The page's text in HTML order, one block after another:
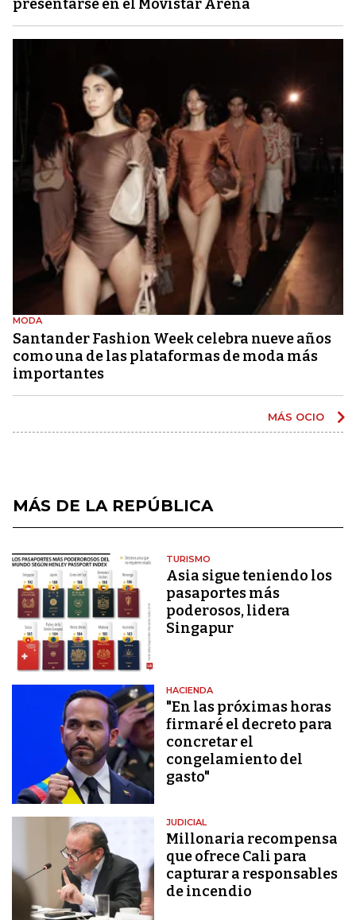
presentarse en el Movistar Arena
MODA
Santander Fashion Week celebra nueve años
como una de las plataformas de moda más
importantes
MÁS OCIO
MÁS DE LA REPÚBLICA
TURISMO
Asia sigue teniendo los
pasaportes más
poderosos, lidera
Singapur
HACIENDA
"En las próximas horas
firmaré el decreto para
concretar el
congelamiento del
gasto"
JUDICIAL
Millonaria recompensa
que ofrece Cali para
capturar a responsables
de incendio